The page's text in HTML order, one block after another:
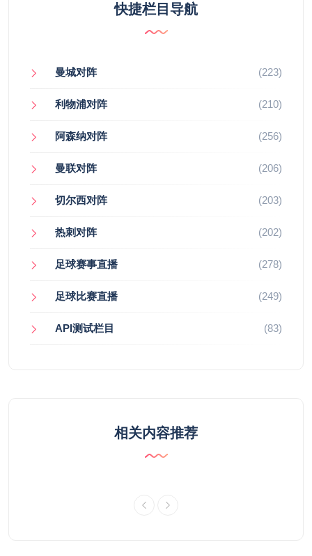
快捷栏目导航
曼城对阵 (223)
利物浦对阵 (210)
阿森纳对阵 (256)
曼联对阵 (206)
切尔西对阵 (203)
热刺对阵 (202)
足球赛事直播 (278)
足球比赛直播 (249)
API测试栏目 (83)
相关内容推荐